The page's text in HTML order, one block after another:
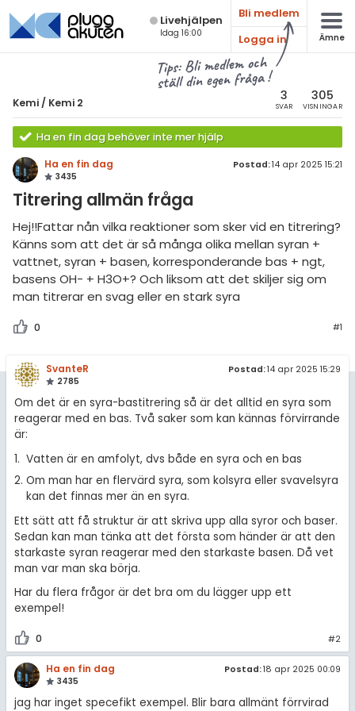
Live­hjälpen
Idag 16:00
Bli medlem
Logga in
Ämne
Tips: Bli medlem och
ställ din egen fråga !
Kemi / Kemi 2 3
SVAR
305
VISNINGAR
Ha en fin dag behöver inte mer hjälp
Ha en fin dag
3435
Postad:14 apr 2025 15:21
Titrering allmän fråga
Hej!!Fattar nån vilka reaktioner som sker vid en titrering?
Känns som att det är så många olika mellan syran +
vattnet, syran + basen, korresponderande bas + ngt,
basens OH- + H3O+? Och liksom att det skiljer sig om
man titrerar en svag eller en stark syra
0 #1
SvanteR
2785
Postad:14 apr 2025 15:29
Om det är en syra-bastitrering så är det alltid en syra som
reagerar med en bas. Två saker som kan kännas förvirrande
är:
Vatten är en amfolyt, dvs både en syra och en bas
Om man har en flervärd syra, som kolsyra eller svavelsyra
kan det finnas mer än en syra.
Ett sätt att få struktur är att skriva upp alla syror och baser.
Sedan kan man tänka att det första som händer är att den
starkaste syran reagerar med den starkaste basen. Då vet
man var man ska börja.
Har du flera frågor är det bra om du lägger upp ett
exempel!
0 #2
Ha en fin dag
3435
Postad:18 apr 2025 00:09
jag har inget specefikt exempel. Blir bara allmänt förrvirad
Alla ämnen
Kemi
Alla trådar
Grundskola
Kemi 2
Universitet
Allmänna diskussioner
Livehjälpen
Regler
För lärare
Om Pluggakuten
Allmänna villkor
Cookie-inställningar
& Bygg
språk
ämnen
diskussioner